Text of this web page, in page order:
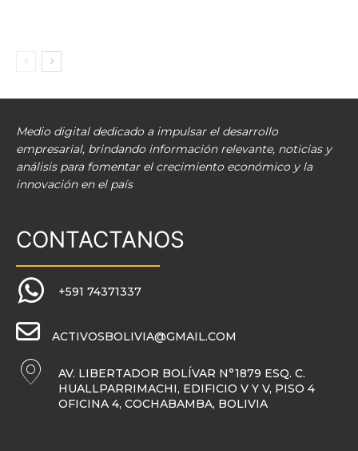
Medio digital dedicado a impulsar el desarrollo
empresarial, brindando información relevante, noticias y
análisis para fomentar el crecimiento económico y la
innovación en el país
CONTACTANOS
+591 74371337
ACTIVOSBOLIVIA@GMAIL.COM
AV. LIBERTADOR BOLÍVAR N°1879 ESQ. C.
HUALLPARRIMACHI, EDIFICIO V Y V, PISO 4
OFICINA 4, COCHABAMBA, BOLIVIA